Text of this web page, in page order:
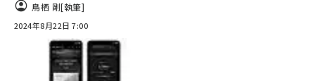
鳥栖 剛[執筆]
2024年8月22日 7:00